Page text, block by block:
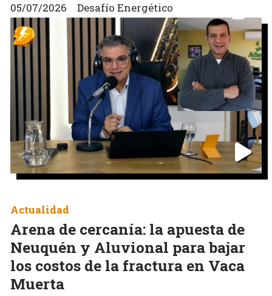
Desafío Energético
05/07/2026
Arena de cercanía: la apuesta de
Neuquén y Aluvional para bajar
los costos de la fractura en Vaca
Muerta
Actualidad